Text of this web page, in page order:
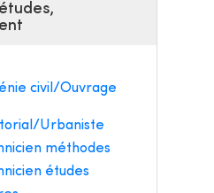
civil/Ouvrage
Urbaniste
méthodes
études